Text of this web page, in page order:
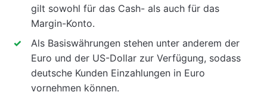
gilt sowohl für das Cash- als auch für das
Margin-Konto.
Als Basiswährungen stehen unter anderem der
Euro und der US-Dollar zur Verfügung, sodass
deutsche Kunden Einzahlungen in Euro
vornehmen können.